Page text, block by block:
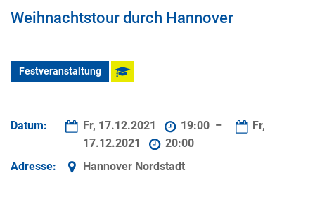
Weihnachtstour durch Hannover
Festveranstaltung
Datum: Fr, 17.12.2021 19:00 –
Fr,
17.12.2021
20:00
Adresse:
Hannover Nordstadt